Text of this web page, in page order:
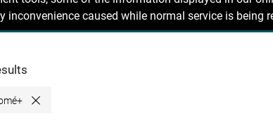
caused while normal service is being
Close